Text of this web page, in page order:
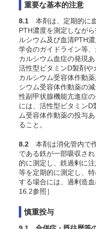
重要な基本的注意
8.1 本剤は、定期的に
PTH濃度を測定しなが
ルシウム及び血清PTH
学会のガイドライン等
カルシウム血症の発現
活性型ビタミンD製剤や
カルシウム受容体作動
シウム受容体作動薬の
性副甲状腺機能亢進症
には、活性型ビタミンD
ム受容体作動薬の投与
ること。
8.2 本剤は消化管内で
である鉄が一部吸収さ
的に測定し、鉄過剰に
等を定期的に測定し、
する場合には、過剰造
16.2参照］
慎重投与